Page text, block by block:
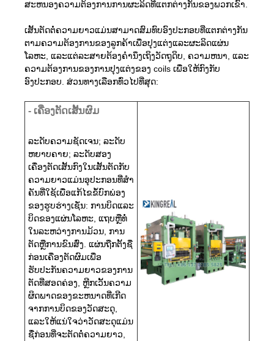
ສະຫນອງຄວາມຕ້ອງການການຜະລິດທີ່ແຕກຕ່າງກັນຂອງພວກເຂົາ.
ເສັ້ນຕັດຕໍ່ຄວາມຍາວແມ່ນສາມາດສົມທົບອົງປະກອບທີ່ແຕກຕ່າງກັນ
ຕາມຄວາມຕ້ອງການຂອງລູກຄ້າເພື່ອປຸງແຕ່ງແລະຜະລິດແຜ່ນ
ໂລຫະ, ແລະແຕ່ລະສາຍຕ້ອງຄໍານຶງເຖິງວັດຖຸດິບ, ຄວາມຫນາ, ແລະ
ຄວາມຕ້ອງການຂອງການປຸງແຕ່ງຂອງ coils ເພື່ອໃຫ້ກົງກັບ
ອົງປະກອບ. ສ່ວນທາງເລືອກທົ່ວໄປທີ່ສຸດ:
- ເຄື່ອງຕັດເສັ້ນຜົມ
ລະດັບຄວາມຊັດເຈນ; ລະດັບ
ຫຍາບຄາຍ; ລະດັບສອງ
ເຄື່ອງຕັດເສັ້ນກົງໃນເສັ້ນຕັດກັບ
ຄວາມຍາວແມ່ນອຸປະກອນທີ່ສໍາ
ຄັນທີ່ໃຊ້ເພື່ອແກ້ໄຂຂໍ້ບົກພ່ອງ
ຂອງຮູບຮ່າງເຊັ່ນ: ການບິດແລະ
ບິດຂອງແຜ່ນໂລຫະ, ແຖບຫຼືທໍ່
ໃນລະຫວ່າງການມ້ວນ, ການ
ຕັດຫຼືການຂົນສົ່ງ. ແຜ່ນຖືກຕັ້ງຊື່
ກ່ອນເຄື່ອງຕັດຜົມເພື່ອ
ຮັບປະກັນຄວາມຍາວຂອງການ
ຕັດທີ່ສອດຄ່ອງ, ຫຼີກເວັ້ນຄວາມ
ຜິດພາດຂອງຂະຫນາດທີ່ເກີດ
ຈາກການບິດຂອງວັດສະດຸ,
ແລະໃຫ້ແນ່ໃຈວ່າວັດສະດຸແມ່ນ
ຊື່ກ່ອນທີ່ຈະຕັດຕໍ່ຄວາມຍາວ,